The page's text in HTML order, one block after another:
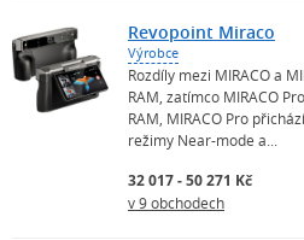
Revopoint Miraco
Výrobce
Rozdíly mezi MIRACO a
RAM, zatímco MIRACO
RAM, MIRACO Pro
režimy Near-mode a...
32 017 - 50 271 Kč
v 9 obchodech